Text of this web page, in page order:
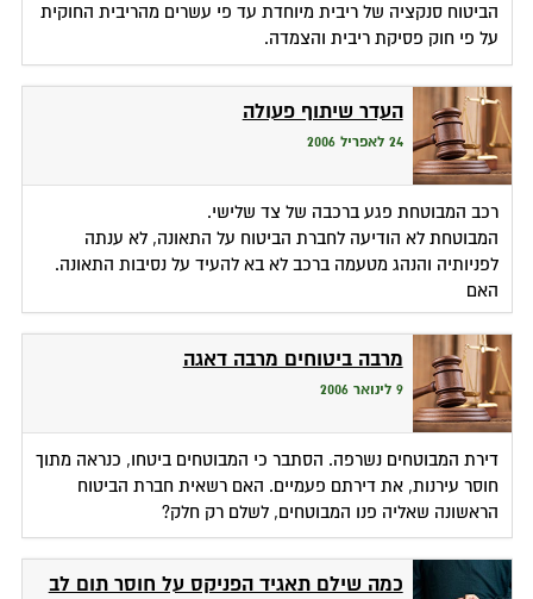
הביטוח סנקציה של ריבית מיוחדת עד פי עשרים מהריבית החוקית
על פי חוק פסיקת ריבית והצמדה.
העדר שיתוף פעולה
24 לאפריל 2006
רכב המבוטחת פגע ברכבה של צד שלישי.
המבוטחת לא הודיעה לחברת הביטוח על התאונה, לא ענתה
לפניותיה והנהג מטעמה ברכב לא בא להעיד על נסיבות התאונה.
האם
מרבה ביטוחים מרבה דאגה
9 לינואר 2006
דירת המבוטחים נשרפה. הסתבר כי המבוטחים ביטחו, כנראה מתוך
חוסר עירנות, את דירתם פעמיים. האם רשאית חברת הביטוח
הראשונה שאליה פנו המבוטחים, לשלם רק חלק?
כמה שילם תאגיד הפניקס על חוסר תום לב